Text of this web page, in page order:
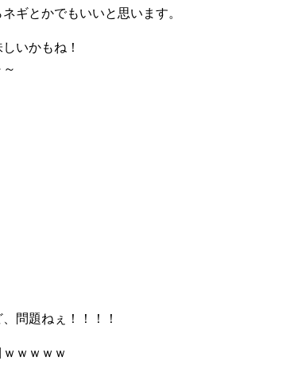
ギとかでもいいと思います。
いかもね！
問題ねぇ！！！！
ｗｗｗｗ